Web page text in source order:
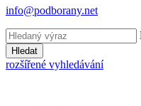
info@podborany.net
Hledat
rozšířené vyhledávání